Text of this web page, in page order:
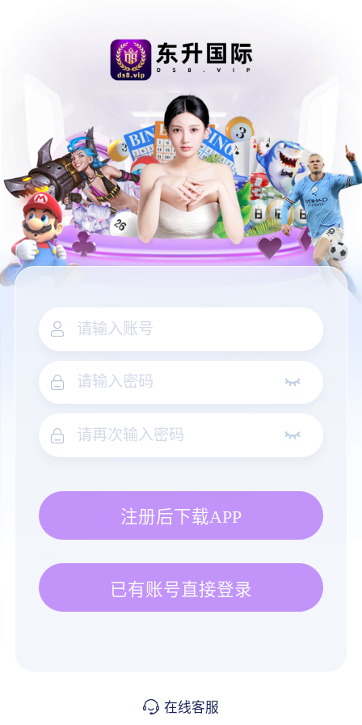
注册后下载APP
已有账号直接登录
在线客服